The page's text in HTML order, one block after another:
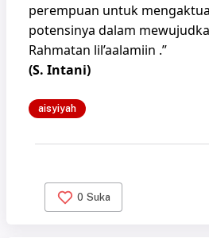
perempuan untuk
potensinya dalam
Rahmatan lil’aalamiin .”
(S. Intani)
aisyiyah
0 Suka